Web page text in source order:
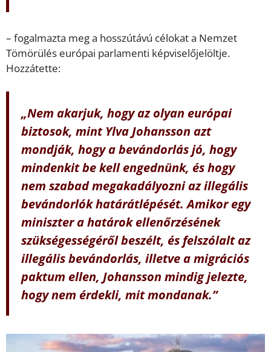
– fogalmazta meg a hosszútávú célokat a Nemzet
Tömörülés európai parlamenti képviselőjelöltje.
Hozzátette:
„Nem akarjuk, hogy az olyan európai
biztosok, mint Ylva Johansson azt
mondják, hogy a bevándorlás jó, hogy
mindenkit be kell engednünk, és hogy
nem szabad megakadályozni az illegális
bevándorlók határátlépését. Amikor egy
miniszter a határok ellenőrzésének
szükségességéről beszélt, és felszólalt az
illegális bevándorlás, illetve a migrációs
paktum ellen, Johansson mindig jelezte,
hogy nem érdekli, mit mondanak.”